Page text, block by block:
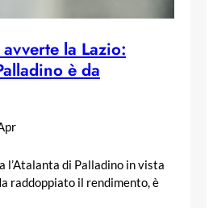
la Lazio:
è da
l’Atalanta di Palladino in vista
raddoppiato il rendimento, è